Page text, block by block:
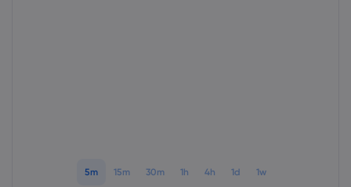
5m 15m 30m 1h 4h 1d 1w